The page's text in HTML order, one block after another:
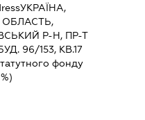
УКРАЇНА,
ОБЛАСТЬ,
Р-Н, ПР-Т
96/153, КВ.17
фонду